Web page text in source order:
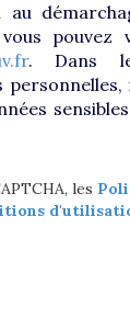
pouvez
. Dans
les